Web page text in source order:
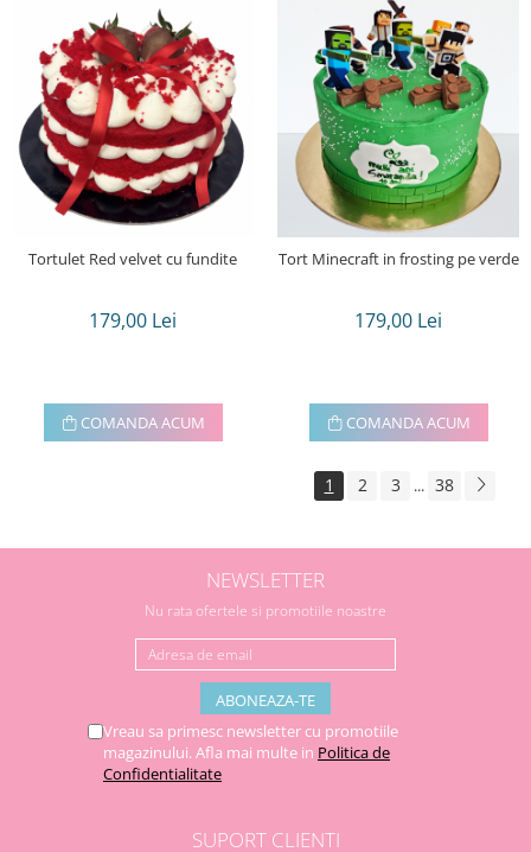
Tortulet Red velvet cu fundite
179,00 Lei
COMANDA ACUM
Tort Minecraft in frosting pe verde
179,00 Lei
COMANDA ACUM
1 2 3 ... 38
NEWSLETTER
Nu rata ofertele si promotiile noastre
Vreau sa primesc newsletter cu promotiile
magazinului. Afla mai multe in Politica de
Confidentialitate
SUPORT CLIENTI